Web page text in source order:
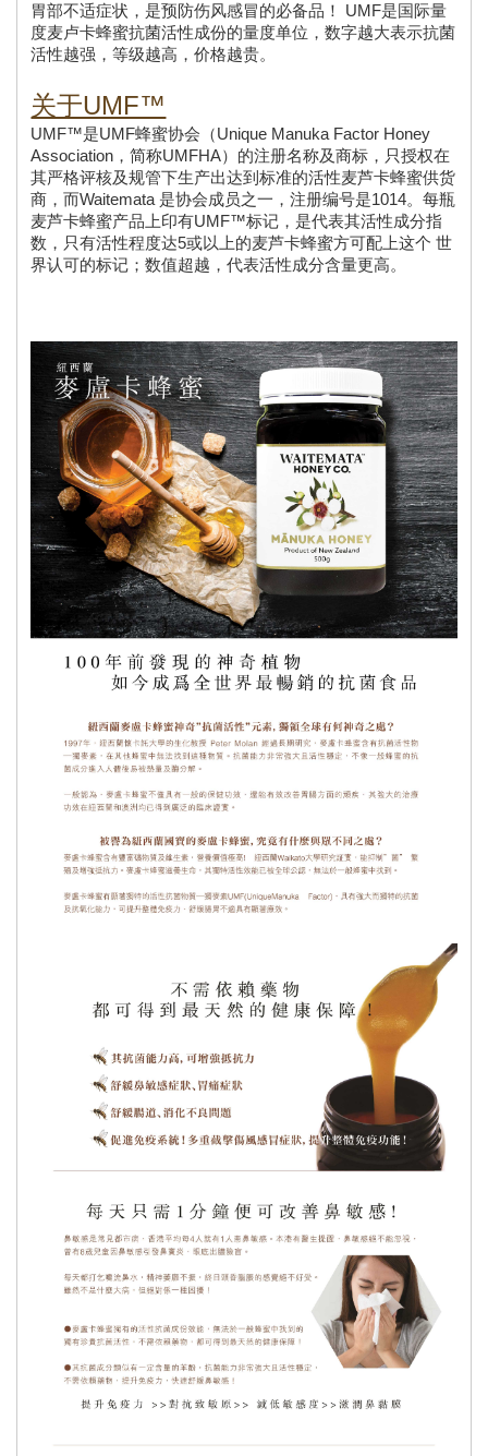
胃部不适症状，是预防伤风感冒的必备品！ UMF是国际量
度麦卢卡蜂蜜抗菌活性成份的量度单位，数字越大表示抗菌
活性越强，等级越高，价格越贵。
关于UMF™
UMF™是UMF蜂蜜协会（Unique Manuka Factor Honey
Association，简称UMFHA）的注册名称及商标，只授权在
其严格评核及规管下生产出达到标准的活性麦芦卡蜂蜜供货
商，而Waitemata 是协会成员之一，注册编号是1014。每瓶
麦芦卡蜂蜜产品上印有UMF™标记，是代表其活性成分指
数，只有活性程度达5或以上的麦芦卡蜂蜜方可配上这个 世
界认可的标记；数值超越，代表活性成分含量更高。